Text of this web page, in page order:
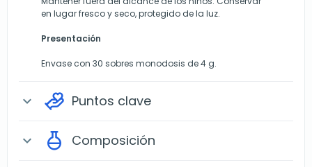
en lugar fresco y seco, protegido de la luz.
Presentación
Envase con 30 sobres monodosis de 4 g.
expand_more Puntos clave
expand_more Composición